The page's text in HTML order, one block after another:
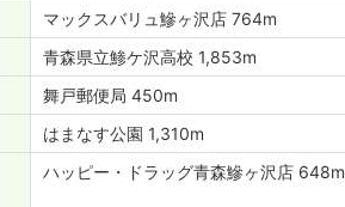
マックスバリュ鰺ヶ沢店 764m
青森県立鯵ケ沢高校 1,853m
舞戸郵便局 450m
はまなす公園 1,310m
ハッピー・ドラッグ青森鰺ヶ沢店 648m